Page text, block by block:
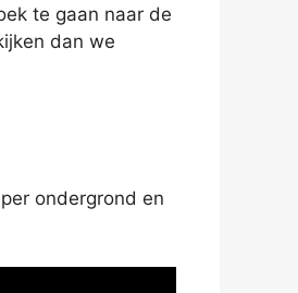
te gaan naar de
dan we
ondergrond en